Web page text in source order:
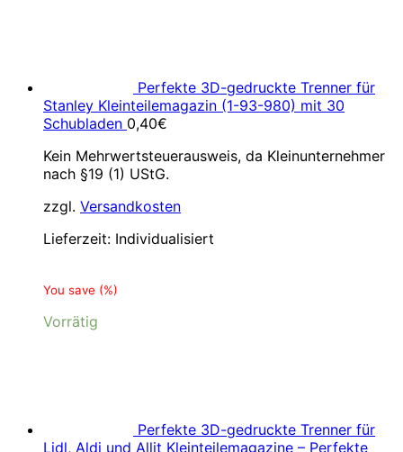
Perfekte 3D-gedruckte Trenner für
Stanley Kleinteilemagazin (1-93-980) mit 30
Schubladen 0,40€
Kein Mehrwertsteuerausweis, da Kleinunternehmer
nach §19 (1) UStG.
zzgl. Versandkosten
Lieferzeit: Individualisiert
You save (%)
Vorrätig
Perfekte 3D-gedruckte Trenner für
Lidl, Aldi und Allit Kleinteilemagazine – Perfekte